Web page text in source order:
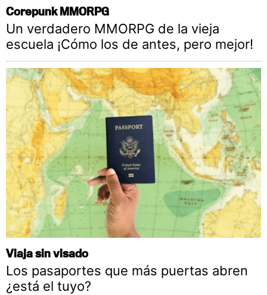
Corepunk MMORPG
Un verdadero MMORPG de la vieja
escuela ¡Cómo los de antes, pero mejor!
Viaja sin visado
Los pasaportes que más puertas abren
¿está el tuyo?